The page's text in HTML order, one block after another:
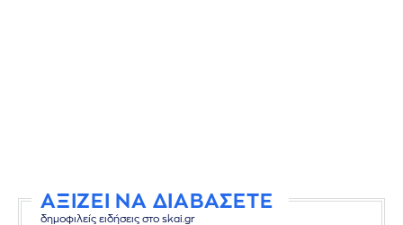
ΑΞΙΖΕΙ ΝΑ ΔΙΑΒΑΣΕΤΕ
δημοφιλείς ειδήσεις στο skai.gr